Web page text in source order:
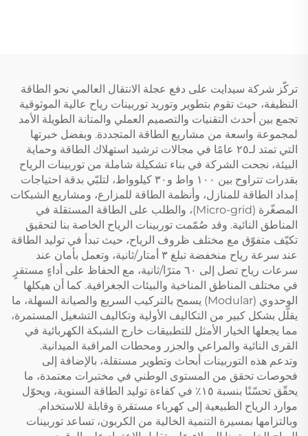
تركّز شركة سيدايت على دفع عجلة الانتقال العالمي نحو الطاقة
النظيفة، حيث تقوم بتطوير وتوريد توربينات رياح عالية الموثوقية
تجمع بين أحدث التقنيات والتصميم العملي والمتانة الطويلة الأمد
لمجموعة واسعة من مشاريع الطاقة المتجددة. وبفضل خبرتها
التي تمتد لـ٢٥ عامًا في مجالات ترشيد استهلاك الطاقة وحماية
البيئة، نجحت الشركة في بناء تشكيلة شاملة من توربينات الرياح
بقدرات تتراوح بين ١٠٠ واط و٣٠ كيلوواط، لتلبّي بدقة احتياجات
إمداد الطاقة للمنازل، وأنظمة الطاقة للمزارع، ومشاريع الشبكات
المصغّرة (Micro-grid)، والطلب على الطاقة المستقلة في
المناطق النائية. وقد صُمّمت توربينات الرياح الخاصة بنا لتحقيق
تكيّف متفوّق مع مختلف ظروف الرياح، حيث تبدأ في توليد الطاقة
عند سرعة رياح منخفضة تبلغ ٣ أمتار/ثانية، وتعمل بأمان عند
سرعات رياح تصل إلى ٦٠ مترًا/ثانية، مع الحفاظ على أداءٍ مستقرٍ
في مختلف المناطق المناخية والبيئات الجغرافية. كما أن هيكلها
الوحدوي (Modular) يسمح بالتركيب السريع والصيانة السهلة، ما
يقلّل بشكل كبير من التكاليف الأولية وتكاليف التشغيل المستمرة،
مما يجعلها الخيار الأمثل للتطبيقات خارج الشبكة الكهربائية في
القرى النائية والمراعي والجزر ومحطات المراقبة الميدانية.
وتدعم هذه التوربينات أبحاث وتطوير مستقلة، بالإضافة إلى
فحوصات تحقق من المستوى الوطني في مختبرات معتمدة، ما
يحقّق تحسّنًا بنسبة ١٥٪ في كفاءة توليد الطاقة السنوية، ويحوّل
موارد الرياح الطبيعية إلى كهرباء مستقرة وقابلة للاستخدام.
وبالتزامها بمسيرة التنمية الخالية من الكربون، تساعد توربينات